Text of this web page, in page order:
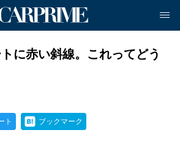
に赤い斜線。これってどう
ト ブックマーク